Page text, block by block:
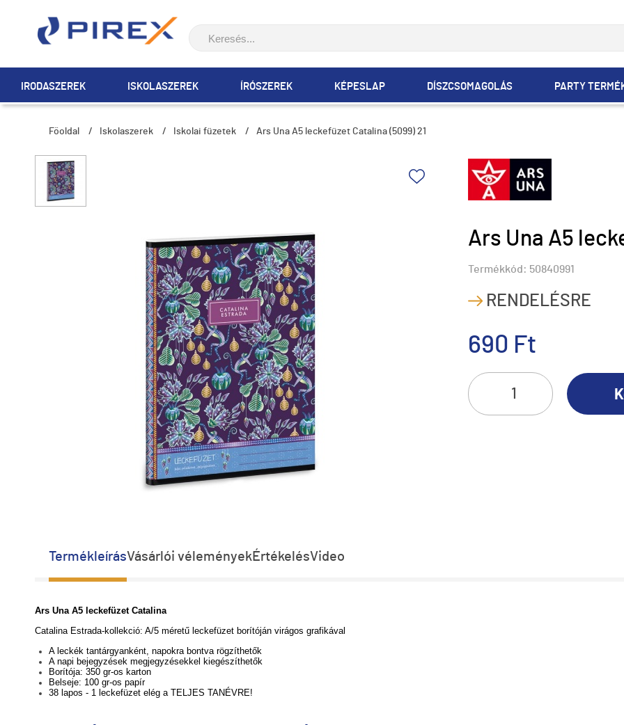
IRODASZEREK ISKOLASZEREK ÍRÓSZEREK KÉPESLAP DÍSZCSOMAGOLÁS PARTY
Főoldal / Iskolaszerek / Iskolai füzetek / Ars Una A5 leckefüzet Catalina (5099) 21
Ars Una A5
Termékkód: 50840991
RENDELÉSRE
690 Ft
TermékleírásVásárlói véleményekÉrtékelésVideo
Ars Una A5 leckefüzet Catalina
Catalina Estrada-kollekció: A/5 méretű leckefüzet borítóján virágos grafikával
A leckék tantárgyanként, napokra bontva rögzíthetők
A napi bejegyzések megjegyzésekkel kiegészíthetők
Borítója: 350 gr-os karton
Belseje: 100 gr-os papír
38 lapos - 1 leckefüzet elég a TELJES TANÉVRE!